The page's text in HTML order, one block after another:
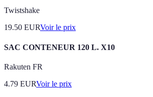
Twistshake
19.50 EURVoir le prix
SAC CONTENEUR 120 L. X10
Rakuten FR
4.79 EURVoir le prix